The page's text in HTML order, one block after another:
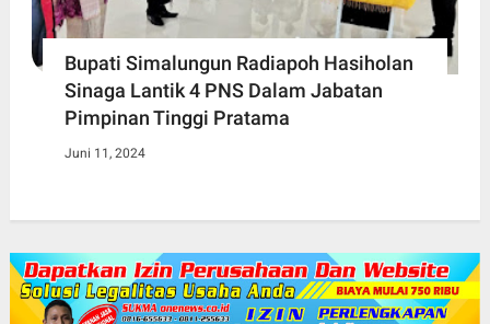
Bupati Simalungun Radiapoh Hasiholan
Sinaga Lantik 4 PNS Dalam Jabatan
Pimpinan Tinggi Pratama
Juni 11, 2024